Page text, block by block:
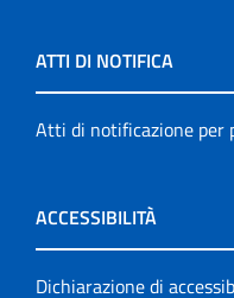
ATTI DI NOTIFICA
Atti di notificazione per
ACCESSIBILITÀ
Dichiarazione di